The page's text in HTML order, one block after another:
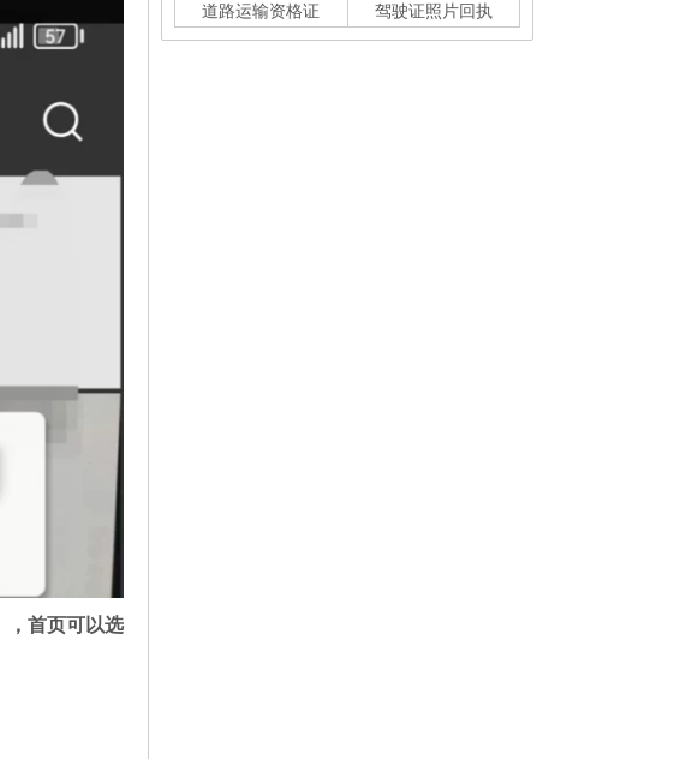
，首页可以选
道路运输资格证 驾驶证照片回执